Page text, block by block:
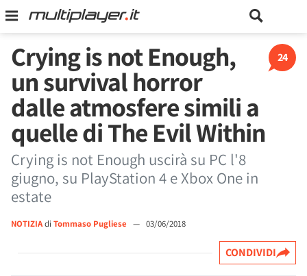
24
Crying is not Enough,
un survival horror
dalle atmosfere simili a
quelle di The Evil Within
Crying is not Enough uscirà su PC l'8
giugno, su PlayStation 4 e Xbox One in
estate
NOTIZIAdi Tommaso Pugliese — 03/06/2018
CONDIVIDI